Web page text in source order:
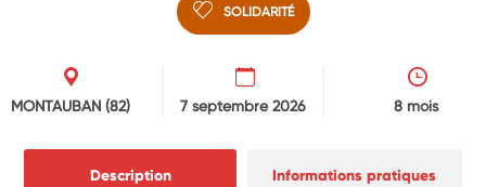
SOLIDARITÉ
MONTAUBAN (82) 7 septembre 2026 8 mois
Description Informations pratiques